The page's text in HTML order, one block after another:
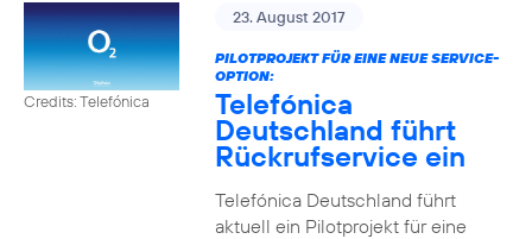
Credits: Telefónica
23. August 2017
PILOTPROJEKT FÜR EINE NEUE SERVICE-
OPTION:
Telefónica
Deutschland führt
Rückrufservice ein
Telefónica Deutschland führt
aktuell ein Pilotprojekt für eine